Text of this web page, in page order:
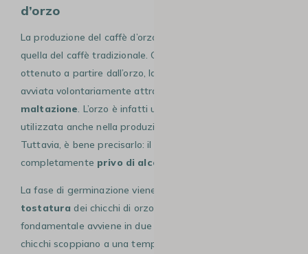
d’orzo
La produzione del caffè d’orzo non è molto diversa da
quella del caffè tradizionale. Questo tipo di bevanda viene
ottenuto a partire dall’orzo, la cui germinazione viene
avviata volontariamente attraverso un processo chiamato
maltazione . L’orzo è infatti una cereale ampiamente
utilizzata anche nella produzione della birra e del whisky.
Tuttavia, è bene precisarlo: il caffè d’orzo è
completamente privo di alcol
La fase di germinazione viene interrotta grazie alla
tostatura dei chicchi di orzo. Questo passaggio
fondamentale avviene in due fasi distinte: inizialmente i
chicchi scoppiano a una temperatura superiore ai